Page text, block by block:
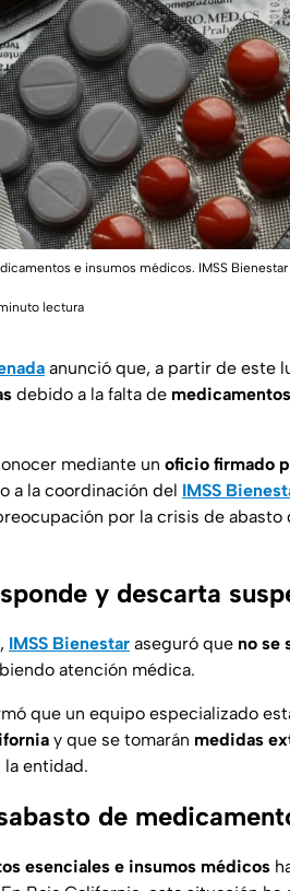
e insumos médicos. IMSS
lectura
anunció que, a partir de este
debido a la falta de
mediante un oficio firmado
a la coordinación del IMSS
por la crisis de
y descarta
IMSS Bienestar aseguró que no se
atención médica.
que un equipo especializado
y que se tomarán medidas
entidad.
de
esenciales e insumos médicos